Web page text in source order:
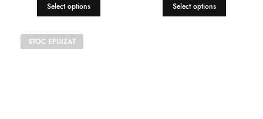
Select options Select options
STOC EPUIZAT